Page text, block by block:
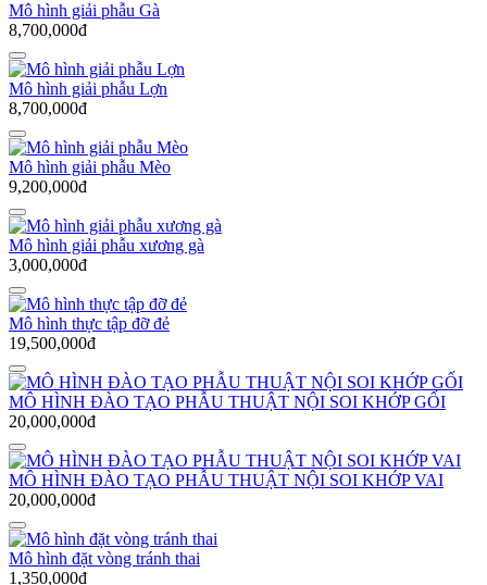
Mô hình giải phẫu Gà
8,700,000đ
Mô hình giải phẫu Lợn
8,700,000đ
Mô hình giải phẫu Mèo
9,200,000đ
Mô hình giải phẫu xương gà
3,000,000đ
Mô hình thực tập đỡ đẻ
19,500,000đ
MÔ HÌNH ĐÀO TẠO PHẪU THUẬT NỘI SOI KHỚP GỐI
20,000,000đ
MÔ HÌNH ĐÀO TẠO PHẪU THUẬT NỘI SOI KHỚP VAI
20,000,000đ
Mô hình đặt vòng tránh thai
1,350,000đ